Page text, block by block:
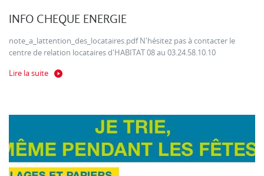
INFO CHEQUE ENERGIE
note_a_lattention_des_locataires.pdf N'hésitez pas à contacter le
centre de relation locataires d'HABITAT 08 au 03.24.58.10.10
Lire la suite